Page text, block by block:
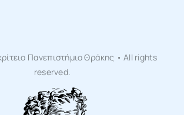
Πανεπιστήμιο Θράκης • All rights
reserved.